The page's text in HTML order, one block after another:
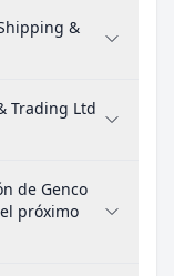
&
Trading Ltd
de Genco
próximo